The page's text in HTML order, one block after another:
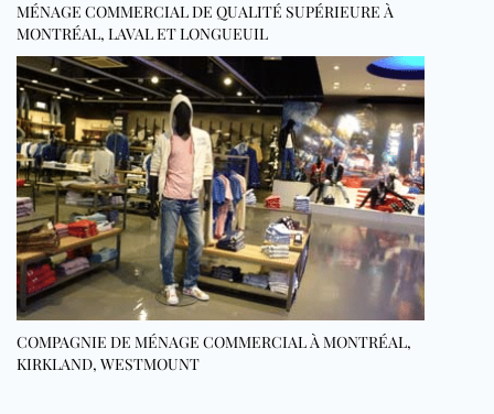
MÉNAGE COMMERCIAL DE QUALITÉ SUPÉRIEURE À
MONTRÉAL, LAVAL ET LONGUEUIL
COMPAGNIE DE MÉNAGE COMMERCIAL À MONTRÉAL,
KIRKLAND, WESTMOUNT